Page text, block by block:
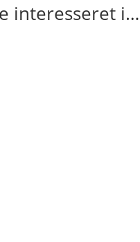
interesseret i…